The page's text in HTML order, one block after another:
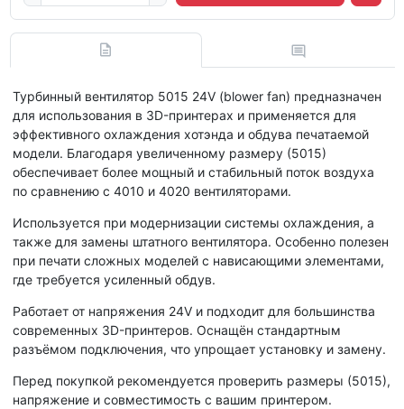
Турбинный вентилятор 5015 24V (blower fan) предназначен
для использования в 3D-принтерах и применяется для
эффективного охлаждения хотэнда и обдува печатаемой
модели. Благодаря увеличенному размеру (5015)
обеспечивает более мощный и стабильный поток воздуха
по сравнению с 4010 и 4020 вентиляторами.
Используется при модернизации системы охлаждения, а
также для замены штатного вентилятора. Особенно полезен
при печати сложных моделей с нависающими элементами,
где требуется усиленный обдув.
Работает от напряжения 24V и подходит для большинства
современных 3D-принтеров. Оснащён стандартным
разъёмом подключения, что упрощает установку и замену.
Перед покупкой рекомендуется проверить размеры (5015),
напряжение и совместимость с вашим принтером.